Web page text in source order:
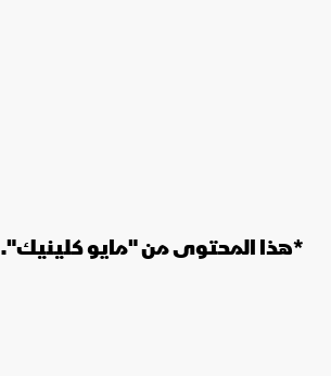
*هذا المحتوى من "مايو كلينيك".